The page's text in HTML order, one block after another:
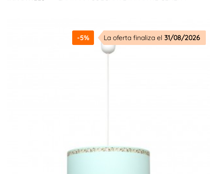
-5% La oferta finaliza el 31/08/2026